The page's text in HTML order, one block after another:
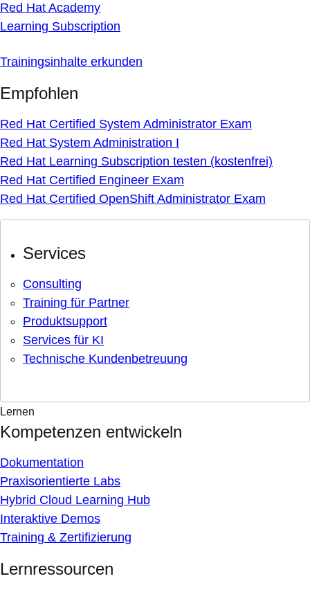
Red Hat Academy
Learning Subscription
Trainingsinhalte erkunden
Empfohlen
Red Hat Certified System Administrator Exam
Red Hat System Administration I
Red Hat Learning Subscription testen (kostenfrei)
Red Hat Certified Engineer Exam
Red Hat Certified OpenShift Administrator Exam
Services
Consulting
Training für Partner
Produktsupport
Services für KI
Technische Kundenbetreuung
Lernen
Kompetenzen entwickeln
Dokumentation
Praxisorientierte Labs
Hybrid Cloud Learning Hub
Interaktive Demos
Training & Zertifizierung
Lernressourcen